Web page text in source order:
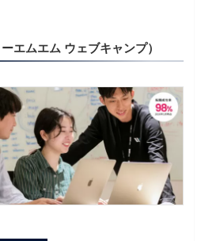
エムエム ウェブキャンプ）